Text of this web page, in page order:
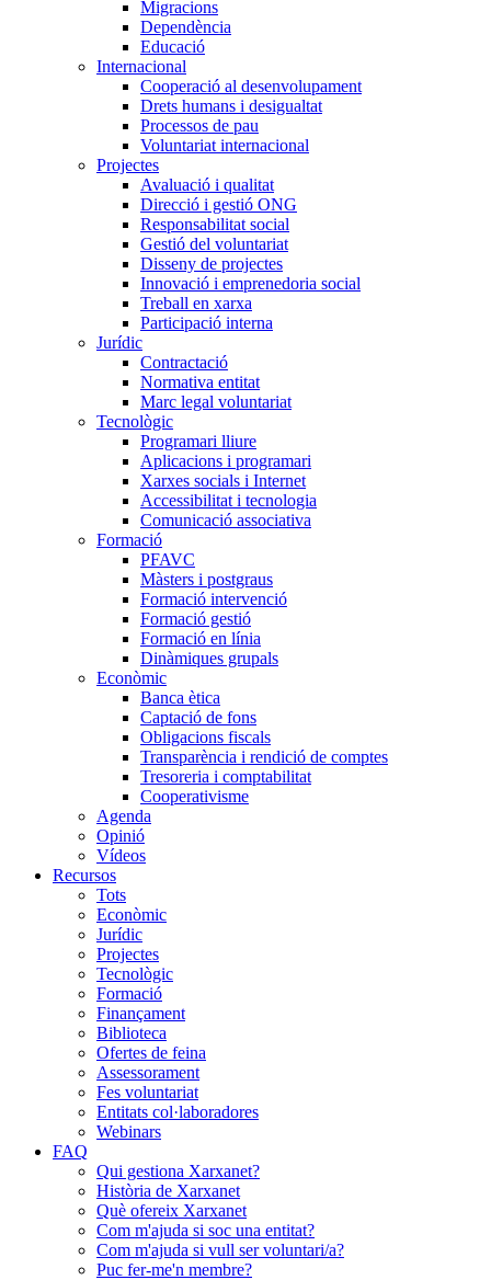
Migracions
Dependència
Educació
Internacional
Cooperació al desenvolupament
Drets humans i desigualtat
Processos de pau
Voluntariat internacional
Projectes
Avaluació i qualitat
Direcció i gestió ONG
Responsabilitat social
Gestió del voluntariat
Disseny de projectes
Innovació i emprenedoria social
Treball en xarxa
Participació interna
Jurídic
Contractació
Normativa entitat
Marc legal voluntariat
Tecnològic
Programari lliure
Aplicacions i programari
Xarxes socials i Internet
Accessibilitat i tecnologia
Comunicació associativa
Formació
PFAVC
Màsters i postgraus
Formació intervenció
Formació gestió
Formació en línia
Dinàmiques grupals
Econòmic
Banca ètica
Captació de fons
Obligacions fiscals
Transparència i rendició de comptes
Tresoreria i comptabilitat
Cooperativisme
Agenda
Opinió
Vídeos
Recursos
Tots
Econòmic
Jurídic
Projectes
Tecnològic
Formació
Finançament
Biblioteca
Ofertes de feina
Assessorament
Fes voluntariat
Entitats col·laboradores
Webinars
FAQ
Qui gestiona Xarxanet?
Història de Xarxanet
Què ofereix Xarxanet
Com m'ajuda si soc una entitat?
Com m'ajuda si vull ser voluntari/a?
Puc fer-me'n membre?